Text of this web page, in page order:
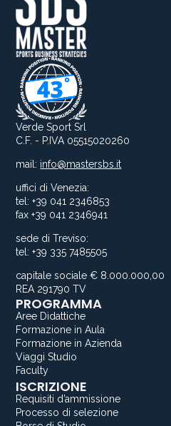
Verde Sport Srl
C.F. - P.IVA 05515020260
mail: info@mastersbs.it
uffici di Venezia:
tel: +39 041 2346853
fax +39 041 2346941
sede di Treviso:
tel: +39 335 7485505
capitale sociale € 8.000.000,00
REA 291790 TV
PROGRAMMA
Aree Didattiche
Formazione in Aula
Formazione in Azienda
Viaggi Studio
Faculty
ISCRIZIONE
Requisiti d’ammissione
Processo di selezione